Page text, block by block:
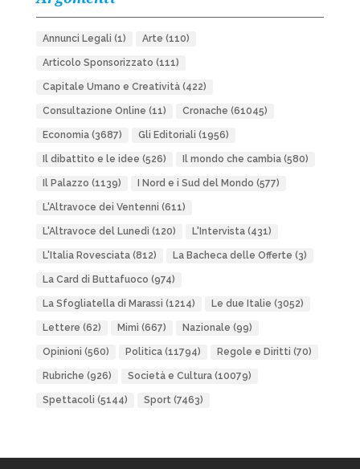
Annunci Legali (1) Arte (110)
Articolo Sponsorizzato (111)
Capitale Umano e Creatività(422)
Consultazione Online (11) Cronache (61045)
Economia(3687) Gli Editoriali (1956)
Il dibattito e le idee (526) Il mondo che cambia(580)
Il Palazzo (1139) I Nord e i Sud del Mondo (577)
L'Altravoce dei Ventenni (611)
L'Altravoce del Lunedì (120) L'Intervista(431)
L'Italia Rovesciata(812) La Bacheca delle Offerte (3)
La Card di Buttafuoco (974)
La Sfogliatella di Marassi (1214) Le due Italie (3052)
Lettere (62) Mimì (667) Nazionale (99)
Opinioni (560) Politica(11794) Regole e Diritti (70)
Rubriche (926) Società e Cultura(10079)
Spettacoli (5144) Sport(7463)